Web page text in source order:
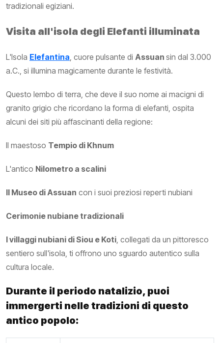
tradizionali egiziani.
Visita all'isola degli Elefanti illuminata
L'Isola Elefantina, cuore pulsante di Assuan sin dal 3.000
a.C., si illumina magicamente durante le festività.
Questo lembo di terra, che deve il suo nome ai macigni di
granito grigio che ricordano la forma di elefanti, ospita
alcuni dei siti più affascinanti della regione:
Il maestoso Tempio di Khnum
L'antico Nilometro a scalini
Il Museo di Assuan con i suoi preziosi reperti nubiani
Cerimonie nubiane tradizionali
I villaggi nubiani di Siou e Koti, collegati da un pittoresco
sentiero sull'isola, ti offrono uno sguardo autentico sulla
cultura locale.
Durante il periodo natalizio, puoi
immergerti nelle tradizioni di questo
antico popolo: